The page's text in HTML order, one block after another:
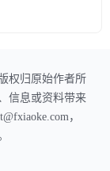
权归原始作者所
信息或资料带来
，